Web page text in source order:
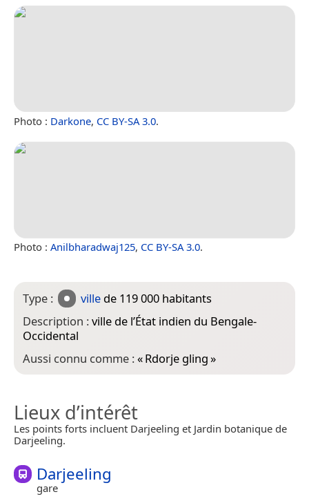
Photo : Darkone, CC BY-SA 3.0.
Photo : Anilbharadwaj125, CC BY-SA 3.0.
Type : ville de 119 000 habitants
Description :ville de l’État indien du Bengale-
Occidental
Aussi connu comme :«Rdorje gling»
Lieux d’intérêt
Les points forts incluent Darjeeling et Jardin botanique de
Darjeeling.
Darjeeling
gare